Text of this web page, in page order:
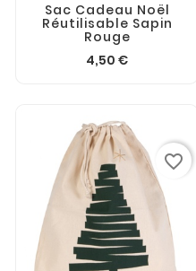
Sac Cadeau Noël
Réutilisable Sapin
Rouge
4,50 €
favorite_border